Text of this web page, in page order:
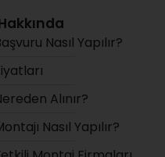
Nasıl Yapılır?
Alınır?
Nasıl Yapılır?